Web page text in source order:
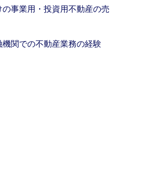
事業用・投資用不動産の売
関での不動産業務の経験
so are our clients'
services and
is expert-led and
in change – and